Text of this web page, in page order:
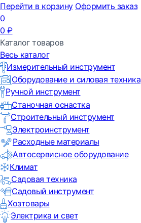
Перейти в корзину Оформить заказ
0
0 ₽
Каталог товаров
Весь каталог
Измерительный инструмент
Оборудование и силовая техника
Ручной инструмент
Станочная оснастка
Строительный инструмент
Электроинструмент
Расходные материалы
Автосервисное оборудование
Климат
Садовая техника
Садовый инструмент
Хозтовары
Электрика и свет